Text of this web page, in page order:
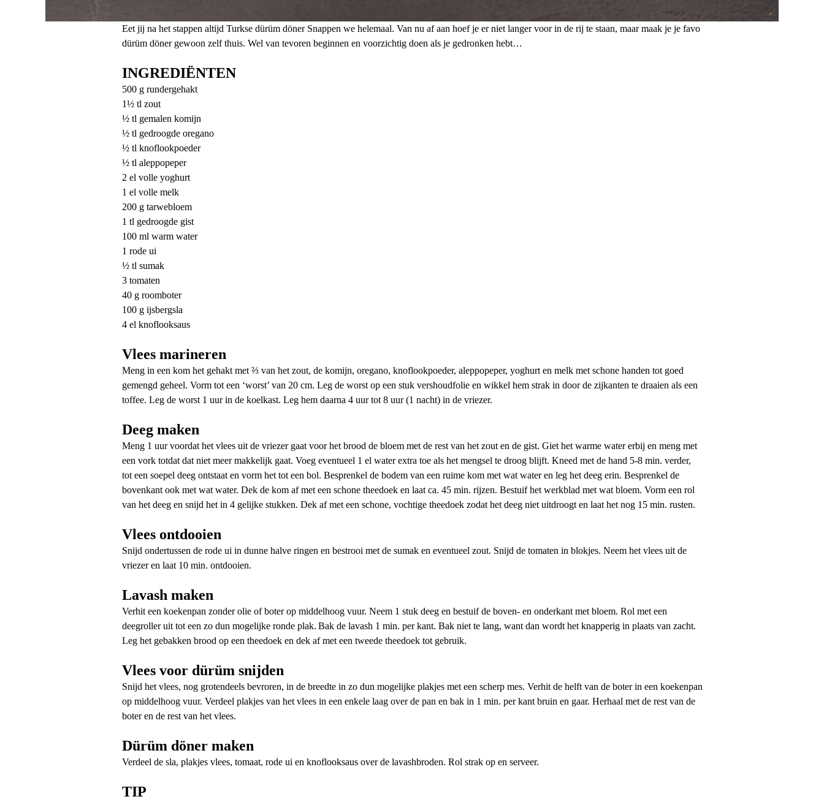
Eet jij na het stappen altijd Turkse dürüm döner Snappen we helemaal. Van nu af aan hoef je er niet langer voor in de rij te staan, maar maak je je favo
dürüm döner gewoon zelf thuis. Wel van tevoren beginnen en voorzichtig doen als je gedronken hebt…
INGREDIËNTEN
500 g rundergehakt
1½ tl zout
½ tl gemalen komijn
½ tl gedroogde oregano
½ tl knoflookpoeder
½ tl aleppopeper
2 el volle yoghurt
1 el volle melk
200 g tarwebloem
1 tl gedroogde gist
100 ml warm water
1 rode ui
½ tl sumak
3 tomaten
40 g roomboter
100 g ijsbergsla
4 el knoflooksaus
Vlees marineren
Meng in een kom het gehakt met ⅔ van het zout, de komijn, oregano, knoflookpoeder, aleppopeper, yoghurt en melk met schone handen tot goed
gemengd geheel. Vorm tot een ‘worst’ van 20 cm. Leg de worst op een stuk vershoudfolie en wikkel hem strak in door de zijkanten te draaien als een
toffee. Leg de worst 1 uur in de koelkast. Leg hem daarna 4 uur tot 8 uur (1 nacht) in de vriezer.
Deeg maken
Meng 1 uur voordat het vlees uit de vriezer gaat voor het brood de bloem met de rest van het zout en de gist. Giet het warme water erbij en meng met
een vork totdat dat niet meer makkelijk gaat. Voeg eventueel 1 el water extra toe als het mengsel te droog blijft. Kneed met de hand 5-8 min. verder,
tot een soepel deeg ontstaat en vorm het tot een bol. Besprenkel de bodem van een ruime kom met wat water en leg het deeg erin. Besprenkel de
bovenkant ook met wat water. Dek de kom af met een schone theedoek en laat ca. 45 min. rijzen. Bestuif het werkblad met wat bloem. Vorm een rol
van het deeg en snijd het in 4 gelijke stukken. Dek af met een schone, vochtige theedoek zodat het deeg niet uitdroogt en laat het nog 15 min. rusten.
Vlees ontdooien
Snijd ondertussen de rode ui in dunne halve ringen en bestrooi met de sumak en eventueel zout. Snijd de tomaten in blokjes. Neem het vlees uit de
vriezer en laat 10 min. ontdooien.
Lavash maken
Verhit een koekenpan zonder olie of boter op middelhoog vuur. Neem 1 stuk deeg en bestuif de boven- en onderkant met bloem. Rol met een
deegroller uit tot een zo dun mogelijke ronde plak. Bak de lavash 1 min. per kant. Bak niet te lang, want dan wordt het knapperig in plaats van zacht.
Leg het gebakken brood op een theedoek en dek af met een tweede theedoek tot gebruik.
Vlees voor dürüm snijden
Snijd het vlees, nog grotendeels bevroren, in de breedte in zo dun mogelijke plakjes met een scherp mes. Verhit de helft van de boter in een koekenpan
op middelhoog vuur. Verdeel plakjes van het vlees in een enkele laag over de pan en bak in 1 min. per kant bruin en gaar. Herhaal met de rest van de
boter en de rest van het vlees.
Dürüm döner maken
Verdeel de sla, plakjes vlees, tomaat, rode ui en knoflooksaus over de lavashbroden. Rol strak op en serveer.
TIP